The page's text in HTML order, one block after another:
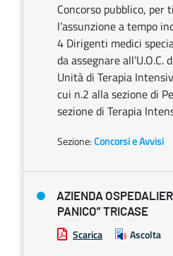
Concorso pubblico, per
l’assunzione a tempo
4 Dirigenti medici
da assegnare all’U.O.C.
Unità di Terapia
cui n.2 alla sezione di
sezione di Terapia
Sezione:Concorsi e Avvisi
AZIENDA
PANICO” TRICASE
Scarica Ascolta